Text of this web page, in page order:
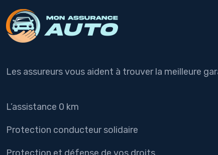
Les assureurs vous aident à trouver la meilleure
L’assistance 0 km
Protection conducteur solidaire